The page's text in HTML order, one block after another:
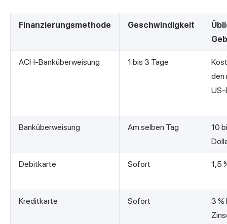
Finanzierungsmethode Geschwindigkeit
ACH-Banküberweisung 1 bis 3 Tage
den
US-
Banküberweisung Am selben Tag
10
Debitkarte Sofort 1,5
Kreditkarte Sofort
3 %